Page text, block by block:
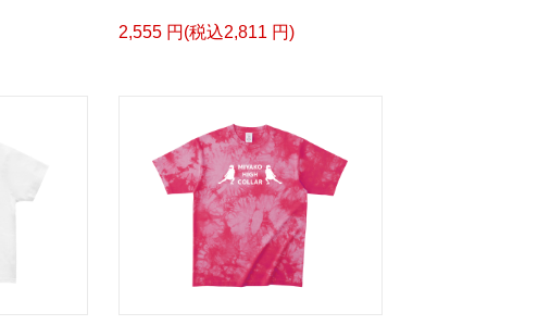
2,555 円(税込2,811 円)